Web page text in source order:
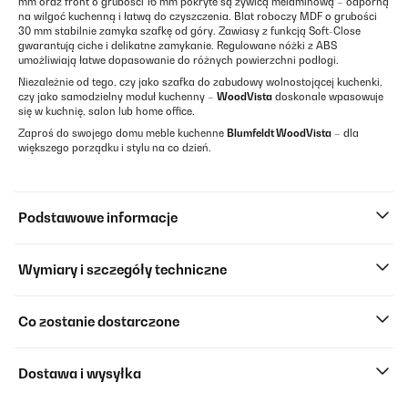
na wilgoć kuchenną i łatwą do czyszczenia. Blat roboczy MDF o grubości
30 mm stabilnie zamyka szafkę od góry. Zawiasy z funkcją Soft-Close
gwarantują ciche i delikatne zamykanie. Regulowane nóżki z ABS
umożliwiają łatwe dopasowanie do różnych powierzchni podłogi.
Niezależnie od tego, czy jako szafka do zabudowy wolnostojącej kuchenki,
czy jako samodzielny moduł kuchenny – WoodVista doskonale wpasowuje
się w kuchnię, salon lub home office.
Zaproś do swojego domu meble kuchenne Blumfeldt WoodVista – dla
większego porządku i stylu na co dzień.
Podstawowe informacje
Wymiary i szczegóły techniczne
Co zostanie dostarczone
Dostawa i wysyłka